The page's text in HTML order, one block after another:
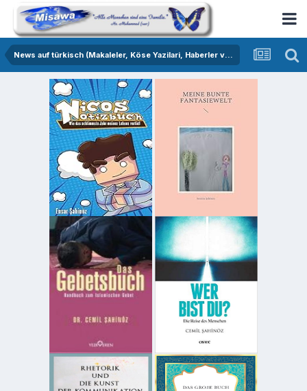
News auf türkisch (Makaleler, Köse Yazilari, Haberler vs.)